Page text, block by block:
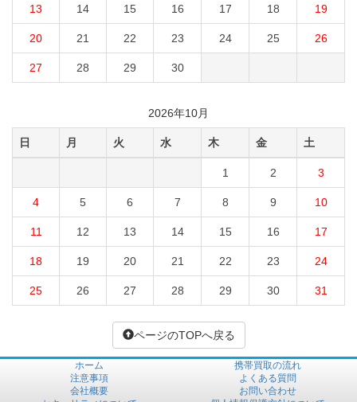
13 14 15 16 17 18 19
20 21 22 23 24 25 26
27 28 29 30
2026年10月
日 月 火 水 木 金 土
1 2 3
4 5 6 7 8 9 10
11 12 13 14 15 16 17
18 19 20 21 22 23 24
25 26 27 28 29 30 31
ページのTOPへ戻る
ホーム
携帯買取の流れ
注意事項
よくある質問
会社概要
お問い合わせ